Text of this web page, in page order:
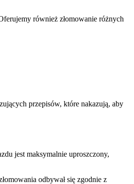
również złomowanie różnych
przepisów, które nakazują, aby
jest maksymalnie uproszczony,
odbywał się zgodnie z